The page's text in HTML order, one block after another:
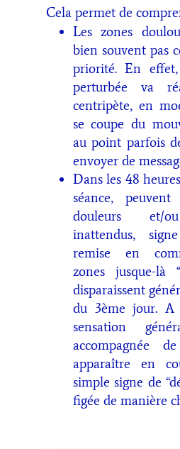
Cela permet de
Les zones
bien souvent pas
priorité. En
perturbée va
centripète, en
se coupe du
au point parfois
envoyer de
Dans les 48
séance,
douleurs et/
inattendus,
remise en
zones jusque-là
disparaissent
du 3ème jour. A
sensation
accompagnée
apparaître en
simple signe de
figée de manière